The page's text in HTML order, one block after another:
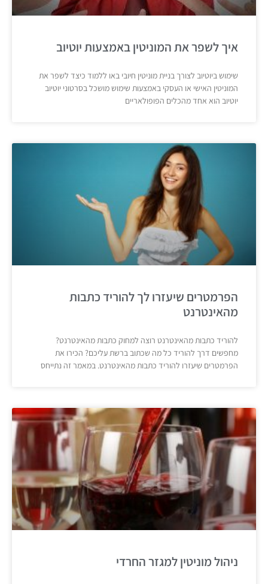
איך לשפר את המוניטין באמצעות יוטיוב
שימוש ביוטיוב לצורך בניית מוניטין חיובי באו ללמוד כיצד לשפר את
המוניטין האישי או העסקי באמצעות שימוש מושכל בסרטוני יוטיוב
יוטיוב הוא אחד מהכלים הפופולאריים
הפרמטרים שיעזרו לך להוריד כתבות
מהאינטרנט
להוריד כתבות מהאינטרנט רוצה למחוק כתבות מהאינטרנט?
מחפשים דרך להוריד כל מה שכתוב ברשת עליכם? הכירו את
הפרמטרים שיעזרו להוריד כתבות מהאינטרנט. במאמר זה נתייחס
ניהול מוניטין למגזר החרדי